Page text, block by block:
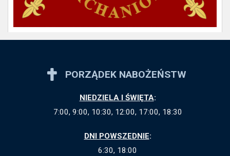
PORZĄDEK NABOŻEŃSTW
NIEDZIELA I ŚWIĘTA:
7:00, 9:00, 10:30, 12:00, 17:00, 18:30
DNI POWSZEDNIE:
6:30, 18:00